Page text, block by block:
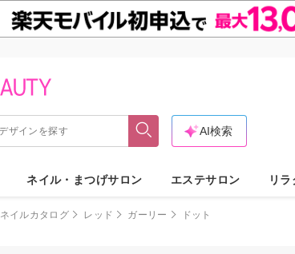
AI検索
ネイル・まつげサロン エステサロン リ
ネイルカタログ レッド ガーリー ドット